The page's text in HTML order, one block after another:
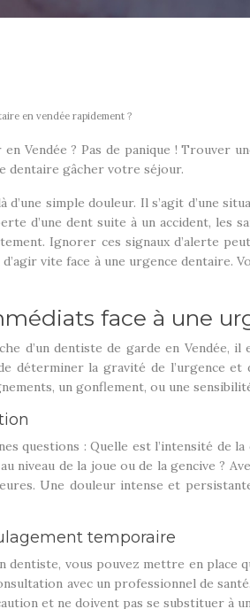
en vendée rapidement ?
en Vendée ? Pas de panique !
dentaire gâcher votre séjour.
d’une simple douleur. Il s’agit d’une
d’une dent suite à un accident,
Ignorer ces signaux d’alerte
vite face à une urgence
face à une
d’un dentiste de garde en
déterminer la gravité de l’urgence
un gonflement, ou une
questions : Quelle est l’intensité de
niveau de la joue ou de la gencive ?
Une douleur intense et
temporaire
dentiste, vous pouvez mettre en
avec un professionnel de
et ne doivent pas se substituer à